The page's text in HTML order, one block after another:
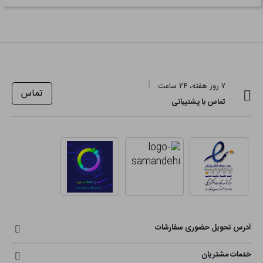
۷ روز هفته، ۲۴ ساعت
تماس با پشتیبانی
تماس
آدرس تحویل حضوری سفارشات
خدمات مشتریان